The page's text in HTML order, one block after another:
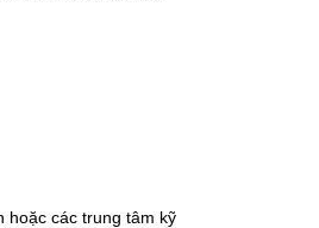
hoặc các trung tâm kỹ